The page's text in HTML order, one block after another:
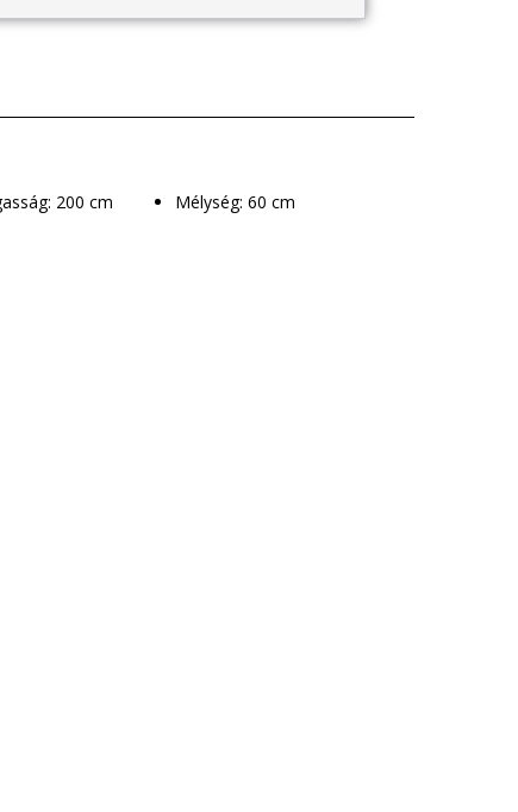
Magasság: 200 cm Mélység: 60 cm